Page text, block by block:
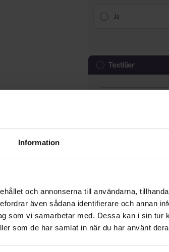
Information
och annonserna till användarna,
även sådana identifierare och annan
som vi samarbetar med. Dessa kan i sin tur
som de har samlat in när du har använt
Ja
Textilier
Textbandets färg